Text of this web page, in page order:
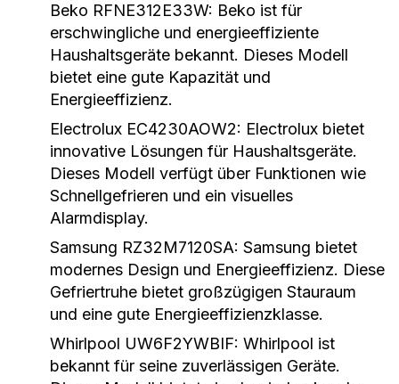
Beko RFNE312E33W: Beko ist für
erschwingliche und energieeffiziente
Haushaltsgeräte bekannt. Dieses Modell
bietet eine gute Kapazität und
Energieeffizienz.
Electrolux EC4230AOW2: Electrolux bietet
innovative Lösungen für Haushaltsgeräte.
Dieses Modell verfügt über Funktionen wie
Schnellgefrieren und ein visuelles
Alarmdisplay.
Samsung RZ32M7120SA: Samsung bietet
modernes Design und Energieeffizienz. Diese
Gefriertruhe bietet großzügigen Stauraum
und eine gute Energieeffizienzklasse.
Whirlpool UW6F2YWBIF: Whirlpool ist
bekannt für seine zuverlässigen Geräte.